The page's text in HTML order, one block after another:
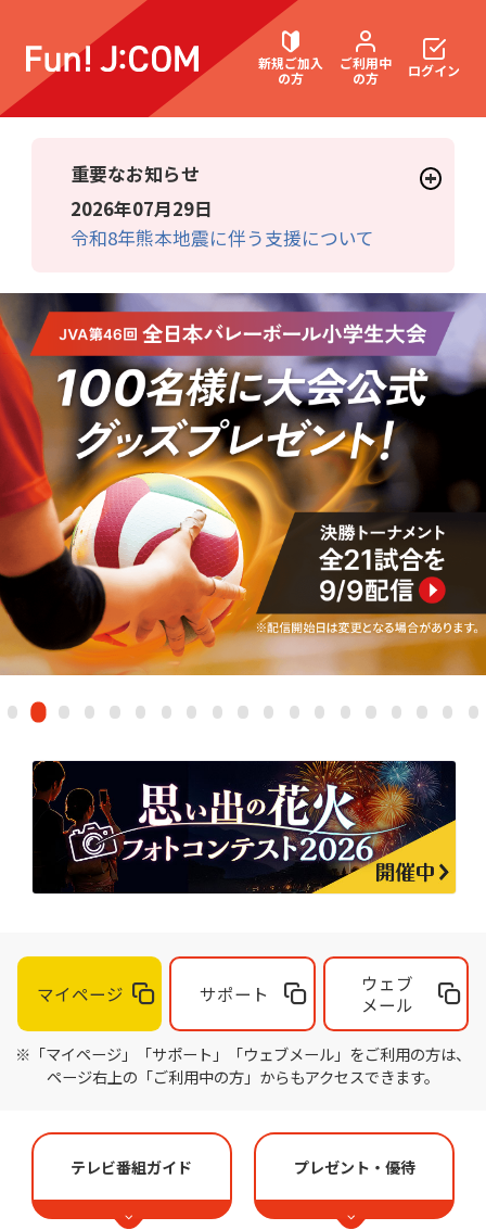
新規ご加入
の方
ご利用中
の方
お困りごと解決・よくあるご質問
ウェブメール マガジン
ログイン
重要なお知らせ
2026年07月29日
令和8年熊本地震に伴う支援について
マイページ サポート
ウェブ
メール
※「マイページ」「サポート」「ウェブメール」をご利用の方は、
ページ右上の「ご利用中の方」からもアクセスできます。
テレビ番組ガイド プレゼント・優待